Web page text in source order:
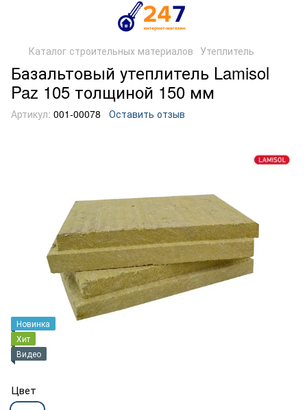
Каталог строительных материалов Утеплитель
Базальтовый утеплитель Lamisol
Paz 105 толщиной 150 мм
Артикул: 001-00078 Оставить отзыв
Новинка
Хит
Видео
Цвет